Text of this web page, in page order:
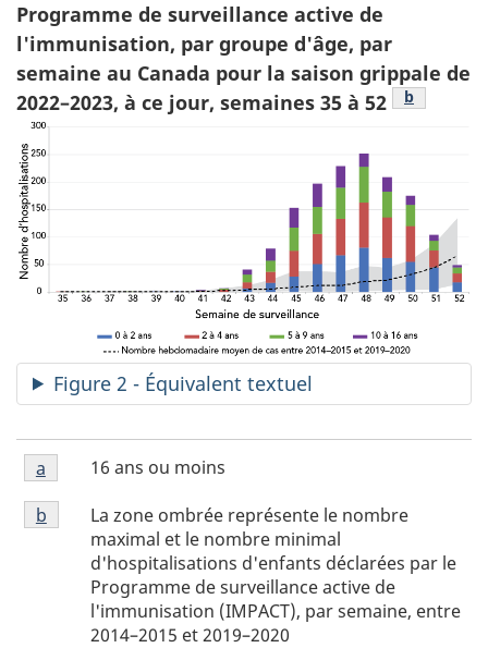
Programme de surveillance active de
l'immunisation, par groupe d'âge, par
semaine au Canada pour la saison grippale de
2022–2023, à ce jour, semaines 35 à 52
Note de
b
Figure 2 - Équivalent textuel
Figure
2
Note
de
16 ans ou moins
Retour à la référence de la note de bas de page
a
Figure
2
La zone ombrée représente le nombre
maximal et le nombre minimal
d'hospitalisations d'enfants déclarées par le
Programme de surveillance active de
l'immunisation (IMPACT), par semaine, entre
2014–2015 et 2019–2020
Retour à la référence de la note de bas de page
b